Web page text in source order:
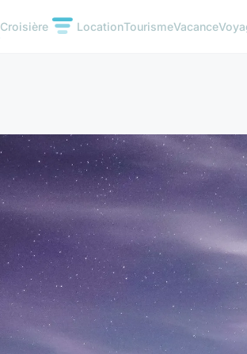
Croisière LocationTourismeVacance